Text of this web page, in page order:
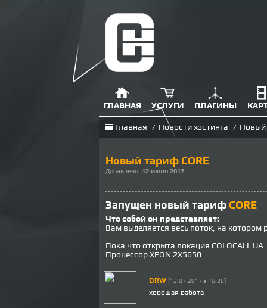
ГЛАВНАЯ УСЛУГИ ПЛАГИНЫ
Главная / Новости хостинга / Новый
Новый тариф CORE
Добавлено: 12 июля 2017
Запущен новый тариф CORE
Что собой он представляет:
Вам выделяется весь поток, на котором
Пока что открыта локация COLOCALL UA
Процессор XEON 2X5650
DRW [12.07.2017 в 16:28]
хорошая работа